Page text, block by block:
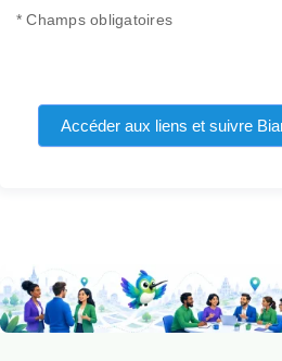
* Champs obligatoires
Accéder aux liens et suivre